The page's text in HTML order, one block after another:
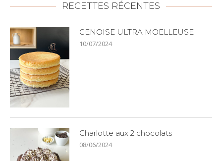
RECETTES RÉCENTES
GENOISE ULTRA MOELLEUSE
10/07/2024
Charlotte aux 2 chocolats
08/06/2024